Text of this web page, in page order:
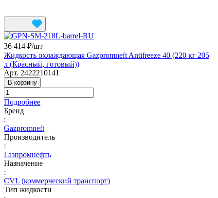
36 414 ₽/шт
Жидкость охлаждающая Gazpromneft Antifreeze 40 (220 кг 205
л (Красный, готовый))
Арт. 2422210141
В корзину
Подробнее
Бренд
:
Gazpromneft
Производитель
:
Газпромнефть
Назначение
:
CVL (коммерческий транспорт)
Тип жидкости